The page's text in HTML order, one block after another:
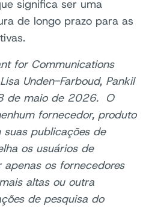
significa ser uma
de longo prazo para as
for Communications
Unden-Farboud, Pankil
de maio de 2026. O
fornecedor, produto
publicações de
os usuários de
os fornecedores
altas ou outra
de pesquisa do